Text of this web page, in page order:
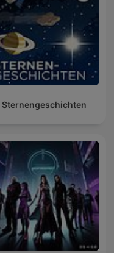
Sternengeschichten